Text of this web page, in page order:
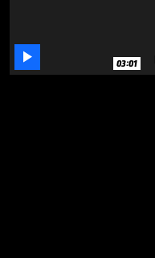
 03:01